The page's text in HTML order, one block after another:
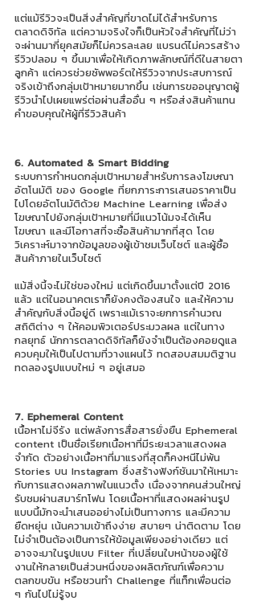
แต่แม้รีวิวจะเป็นสิ่งสำคัญที่ขาดไม่ได้สำหรับการ
ตลาดดิจิทัล แต่ความจริงใจก็เป็นหัวใจสำคัญที่ไม่ว่า
จะผ่านมากี่ยุคสมัยก็ไม่ควรละเลย แบรนด์ไม่ควรสร้าง
รีวิวปลอม ๆ ขึ้นมาเพื่อให้เกิดภาพลักษณ์ที่ดีในสายตา
ลูกค้า แต่ควรช่วยซัพพอร์ตให้รีวิวจากประสบการณ์
จริงเข้าถึงกลุ่มเป้าหมายมากขึ้น เช่นการขออนุญาตผู้
รีวิวนำไปเผยแพร่ต่อผ่านสื่ออื่น ๆ หรือส่งสินค้าแทน
คำขอบคุณให้ผู้ที่รีวิวสินค้า
6. Automated & Smart Bidding
ระบบการกำหนดกลุ่มเป้าหมายสำหรับการลงโฆษณา
อัตโนมัติ ของ Google ที่ยกภาระการเสนอราคาเป็น
ไปโดยอัตโนมัติด้วย Machine Learning เพื่อส่ง
โฆษณาไปยังกลุ่มเป้าหมายที่มีแนวโน้มจะได้เห็น
โฆษณา และมีโอกาสที่จะซื้อสินค้ามากที่สุด โดย
วิเคราะห์มาจากข้อมูลของผู้เข้าชมเว็บไซต์ และผู้ซื้อ
สินค้าภายในเว็บไซต์
แม้สิ่งนี้จะไม่ใช่ของใหม่ แต่เกิดขึ้นมาตั้งแต่ปี 2016
แล้ว แต่ในอนาคตเราก็ยังคงต้องสนใจ และให้ความ
สำคัญกับสิ่งนี้อยู่ดี เพราะแม้เราจะยกการคำนวณ
สถิติต่าง ๆ ให้คอมพิวเตอร์ประมวลผล แต่ในทาง
กลยุทธ์ นักการตลาดดิจิทัลก็ยังจำเป็นต้องคอยดูแล
ควบคุมให้เป็นไปตามที่วางแผนไว้ ทดสอบสมมติฐาน
ทดลองรูปแบบใหม่ ๆ อยู่เสมอ
7. Ephemeral Content
เนื้อหาไม่จีรัง แต่พลังการสื่อสารยั่งยืน Ephemeral
content เป็นชื่อเรียกเนื้อหาที่มีระยะเวลาแสดงผล
จำกัด ตัวอย่างเนื้อหาที่มาแรงที่สุดก็คงหนีไม่พ้น
Stories บน Instagram ซึ่งสร้างฟังก์ชันมาให้เหมาะ
กับการแสดงผลภาพในแนวตั้ง เนื่องจากคนส่วนใหญ่
รับชมผ่านสมาร์ทโฟน โดยเนื้อหาที่แสดงผลผ่านรูป
แบบนี้มักจะนำเสนออย่างไม่เป็นทางการ และมีความ
ยืดหยุ่น เน้นความเข้าถึงง่าย สบายๆ น่าติดตาม โดย
ไม่จำเป็นต้องเป็นการให้ข้อมูลเพียงอย่างเดียว แต่
อาจจะมาในรูปแบบ Filter ที่เปลี่ยนใบหน้าของผู้ใช้
งานให้กลายเป็นส่วนหนึ่งของผลิตภัณฑ์เพื่อความ
ตลกขบขัน หรือชวนทำ Challenge ที่แท็กเพื่อนต่อ
ๆ กันไปไม่รู้จบ